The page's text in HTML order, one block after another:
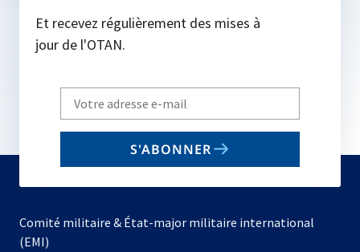
Et recevez régulièrement des mises à
jour de l'OTAN.
Write
your
email
S'ABONNER
Comité militaire & État-major militaire international
(EMI)